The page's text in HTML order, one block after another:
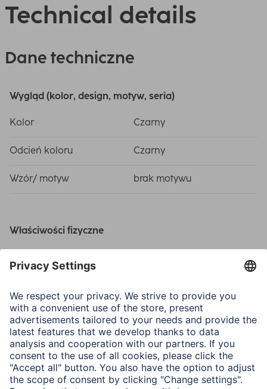
Technical details
Dane techniczne
Wygląd (kolor, design, motyw, seria)
Kolor Czarny
Odcień koloru Czarny
Wzór/ motyw brak motywu
Właściwości fizyczne
Typ zamknięcia Przycisk
Wymiary i waga
Długość paska maks. 18 cm